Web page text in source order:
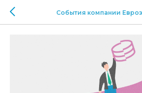
События компании